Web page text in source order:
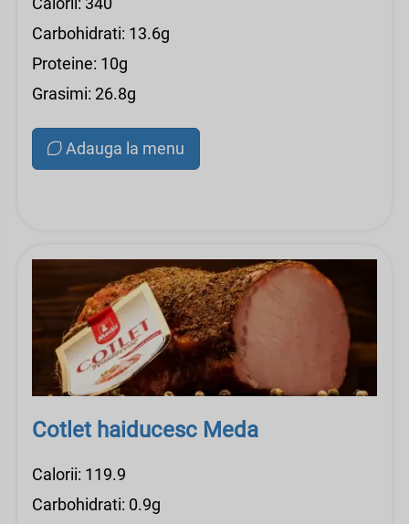
Carbohidrati: 13.6g
Proteine: 10g
Grasimi: 26.8g
Adauga la menu
Cotlet haiducesc Meda
Calorii: 119.9
Carbohidrati: 0.9g